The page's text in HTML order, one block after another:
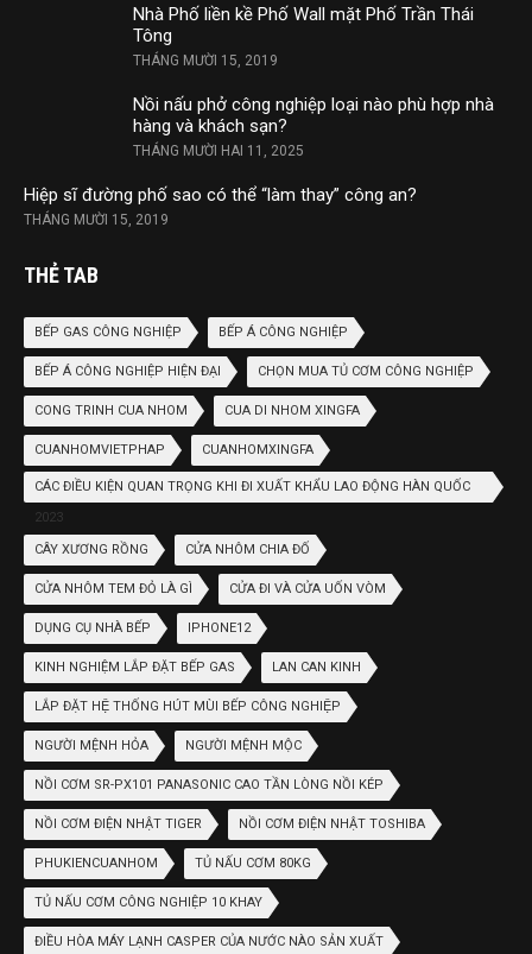
Nhà Phố liền kề Phố Wall mặt Phố Trần Thái
Tông
THÁNG MƯỜI 15, 2019
Nồi nấu phở công nghiệp loại nào phù hợp nhà
hàng và khách sạn?
THÁNG MƯỜI HAI 11, 2025
Hiệp sĩ đường phố sao có thể “làm thay” công an?
THÁNG MƯỜI 15, 2019
THẺ TAB
BẾP GAS CÔNG NGHIỆP BẾP Á CÔNG NGHIỆP
BẾP Á CÔNG NGHIỆP HIỆN ĐẠI CHỌN MUA TỦ CƠM CÔNG NGHIỆP
CONG TRINH CUA NHOM CUA DI NHOM XINGFA
CUANHOMVIETPHAP CUANHOMXINGFA
CÁC ĐIỀU KIỆN QUAN TRỌNG KHI ĐI XUẤT KHẨU LAO ĐỘNG HÀN QUỐC
2023
CÂY XƯƠNG RỒNG CỬA NHÔM CHIA ĐỐ
CỬA NHÔM TEM ĐỎ LÀ GÌ CỬA ĐI VÀ CỬA UỐN VÒM
DỤNG CỤ NHÀ BẾP IPHONE12
KINH NGHIỆM LẮP ĐẶT BẾP GAS LAN CAN KINH
LẮP ĐẶT HỆ THỐNG HÚT MÙI BẾP CÔNG NGHIỆP
NGƯỜI MỆNH HỎA NGƯỜI MỆNH MỘC
NỒI CƠM SR-PX101 PANASONIC CAO TẦN LÒNG NỒI KÉP
NỒI CƠM ĐIỆN NHẬT TIGER NỒI CƠM ĐIỆN NHẬT TOSHIBA
PHUKIENCUANHOM TỦ NẤU CƠM 80KG
TỦ NẤU CƠM CÔNG NGHIỆP 10 KHAY
ĐIỀU HÒA MÁY LẠNH CASPER CỦA NƯỚC NÀO SẢN XUẤT